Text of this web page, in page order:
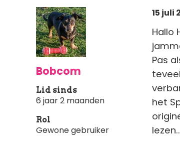
Bobcom
Lid sinds
6 jaar 2 maanden
Rol
Gewone gebruiker
15 juli
Hallo
Pas
het